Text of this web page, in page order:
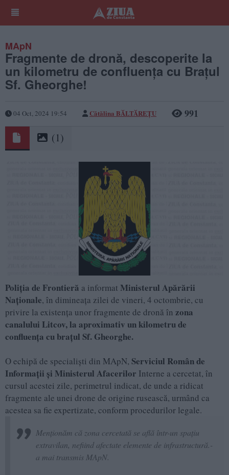
MApN
Fragmente de dronă, descoperite la
un kilometru de confluența cu Brațul
Sf. Gheorghe!
04 Oct, 2024 19:54 Cătălina BĂLTĂREȚU 991
(1)
Poliția de Frontieră a informat Ministerul Apărării
Naționale, în dimineața zilei de vineri, 4 octombrie, cu
privire la existența unor fragmente de dronă în zona
canalului Litcov, la aproximativ un kilometru de
confluența cu brațul Sf. Gheorghe.
O echipă de specialiști din MApN, Serviciul Român de
Informații și Ministerul Afacerilor Interne a cercetat, în
cursul acestei zile, perimetrul indicat, de unde a ridicat
fragmente ale unei drone de origine rusească, urmând ca
acestea sa fie expertizate, conform procedurilor legale.
Menționăm că zona cercetată se află într-un spațiu
extravilan, nefiind afectate elemente de infrastructură.-
a mai transmis MApN.